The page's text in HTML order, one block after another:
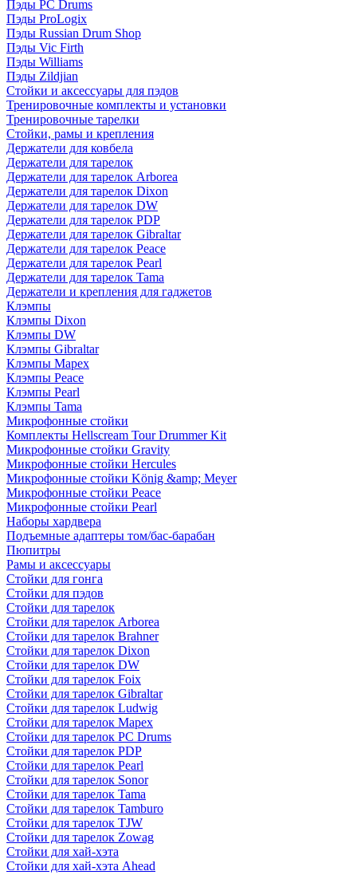
Пэды PC Drums
Пэды ProLogix
Пэды Russian Drum Shop
Пэды Vic Firth
Пэды Williams
Пэды Zildjian
Стойки и аксессуары для пэдов
Тренировочные комплекты и установки
Тренировочные тарелки
Стойки, рамы и крепления
Держатели для ковбела
Держатели для тарелок
Держатели для тарелок Arborea
Держатели для тарелок Dixon
Держатели для тарелок DW
Держатели для тарелок PDP
Держатели для тарелок Gibraltar
Держатели для тарелок Peace
Держатели для тарелок Pearl
Держатели для тарелок Tama
Держатели и крепления для гаджетов
Клэмпы
Клэмпы Dixon
Клэмпы DW
Клэмпы Gibraltar
Клэмпы Mapex
Клэмпы Peace
Клэмпы Pearl
Клэмпы Tama
Микрофонные стойки
Комплекты Hellscream Tour Drummer Kit
Микрофонные стойки Gravity
Микрофонные стойки Hercules
Микрофонные стойки König &amp; Meyer
Микрофонные стойки Peace
Микрофонные стойки Pearl
Наборы хардвера
Подъемные адаптеры том/бас-барабан
Пюпитры
Рамы и аксессуары
Стойки для гонга
Стойки для пэдов
Стойки для тарелок
Стойки для тарелок Arborea
Стойки для тарелок Brahner
Стойки для тарелок Dixon
Стойки для тарелок DW
Стойки для тарелок Foix
Стойки для тарелок Gibraltar
Стойки для тарелок Ludwig
Стойки для тарелок Mapex
Стойки для тарелок PC Drums
Стойки для тарелок PDP
Стойки для тарелок Pearl
Стойки для тарелок Sonor
Стойки для тарелок Tama
Стойки для тарелок Tamburo
Стойки для тарелок TJW
Стойки для тарелок Zowag
Стойки для хай-хэта
Стойки для хай-хэта Ahead